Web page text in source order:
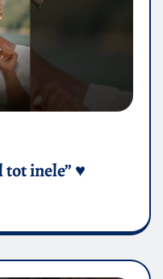
inele” ♥️